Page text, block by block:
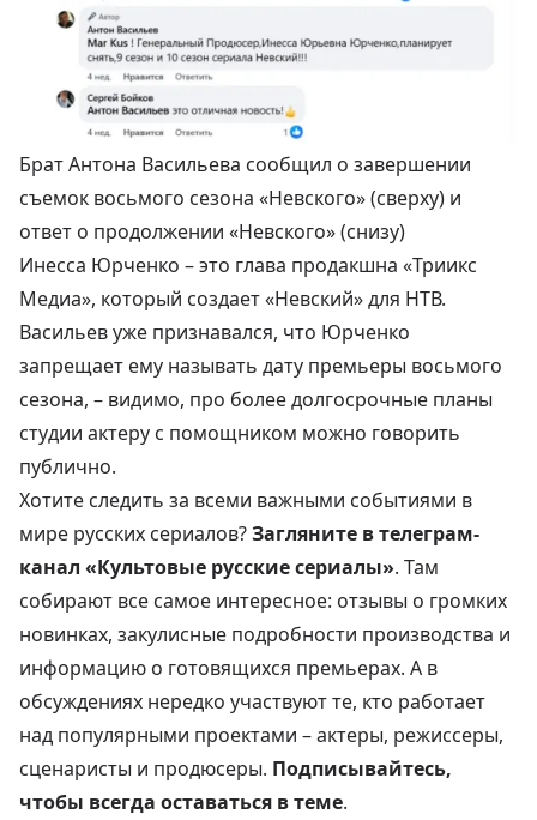
Брат Антона Васильева сообщил о завершении
съемок восьмого сезона «Невского» (сверху) и
ответ о продолжении «Невского» (снизу)
Инесса Юрченко – это глава продакшна «Триикс
Медиа», который создает «Невский» для НТВ.
Васильев уже признавался, что Юрченко
запрещает ему называть дату премьеры восьмого
сезона, – видимо, про более долгосрочные планы
студии актеру с помощником можно говорить
публично.
Хотите следить за всеми важными событиями в
мире русских сериалов?Загляните в телеграм-
канал «Культовые русские сериалы». Там
собирают все самое интересное: отзывы о громких
новинках, закулисные подробности производства и
информацию о готовящихся премьерах. А в
обсуждениях нередко участвуют те, кто работает
над популярными проектами – актеры, режиссеры,
сценаристы и продюсеры. Подписывайтесь,
чтобы всегда оставаться в теме.